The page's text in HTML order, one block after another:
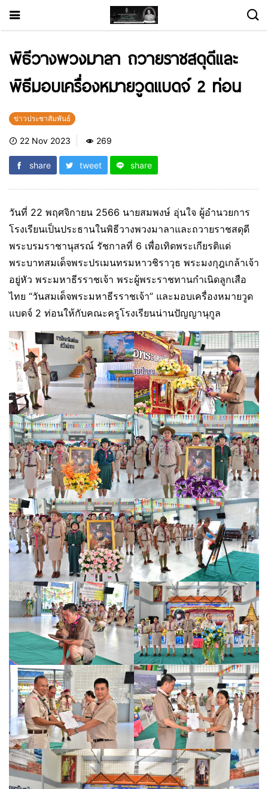
พิธีวางพวงมาลา ถวายราชสดุดีและ
พิธีมอบเครื่องหมายวูดแบดจ์ 2 ท่อน
ข่าวประชาสัมพันธ์
22 Nov 2023 269
share tweet share
วันที่ 22 พฤศจิกายน 2566 นายสมพงษ์ อุ่นใจ ผู้อำนวยการ
โรงเรียนเป็นประธานในพิธีวางพวงมาลาและถวายราชสดุดี
พระบรมราชานุสรณ์ รัชกาลที่ 6 เพื่อเทิดพระเกียรติแด่
พระบาทสมเด็จพระปรเมนทรมหาวชิราวุธ พระมงกุฎเกล้าเจ้า
อยู่หัว พระมหาธีรราชเจ้า พระผู้พระราชทานกำเนิดลูกเสือ
ไทย “วันสมเด็จพระมหาธีรราชเจ้า” และมอบเครื่องหมายวูด
แบดจ์ 2 ท่อนให้กับคณะครูโรงเรียนน่านปัญญานุกูล